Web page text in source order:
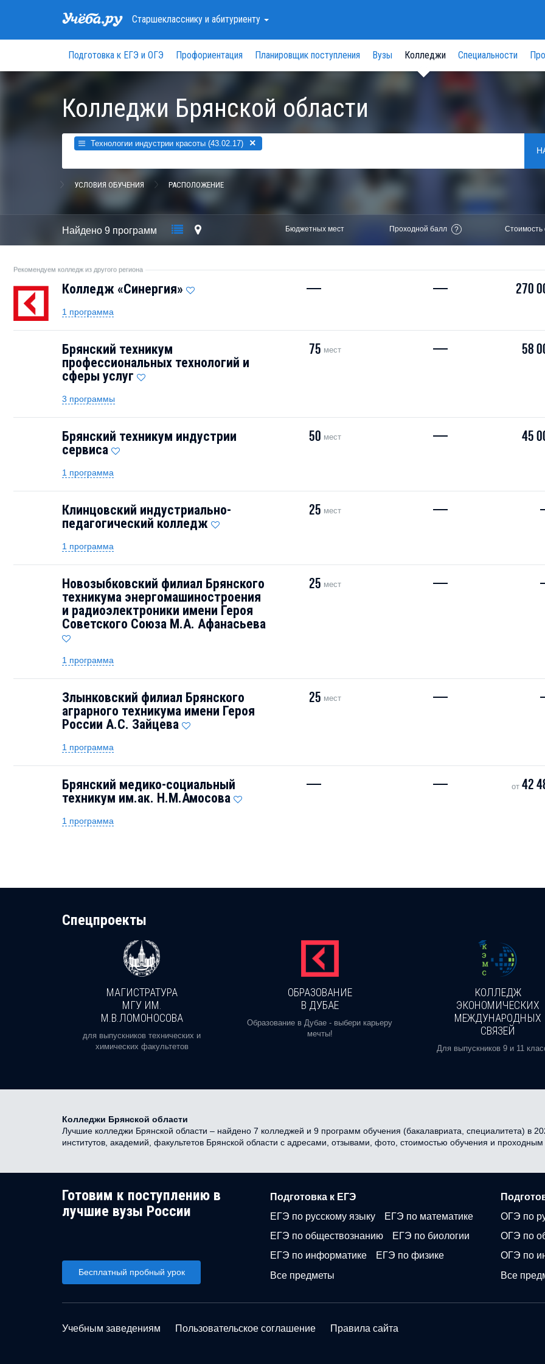
Старшеклассникуи абитуриенту
Подготовка к ЕГЭ и ОГЭ Профориентация Планировщик поступления Вузы Колледжи Специальности
Колледжи Брянской области
Технологии индустрии красоты (43.02.17) ×
УСЛОВИЯ ОБУЧЕНИЯ РАСПОЛОЖЕНИЕ
Найдено 9 программ Бюджетных мест Проходной балл ? Стоимость
Рекомендуем колледж из другого региона
Колледж «Синергия» — — 270
1 программа
Брянский техникум
профессиональных технологий и
сферы услуг
75 мест — 58
3 программы
Брянский техникум индустрии
сервиса
50 мест — 45
1 программа
Клинцовский индустриально-
педагогический колледж
25 мест —
1 программа
Новозыбковский филиал Брянского
техникума энергомашиностроения
и радиоэлектроники имени Героя
Советского Союза М.А. Афанасьева
25 мест —
1 программа
Злынковский филиал Брянского
аграрного техникума имени Героя
России А.С. Зайцева
25 мест —
1 программа
Брянский медико-социальный
техникум им.ак. Н.М.Амосова
— — от 42
1 программа
Cпецпроекты
МАГИСТРАТУРА
МГУ ИМ.
М.В.ЛОМОНОСОВА
для выпускников технических и
химических факультетов
ОБРАЗОВАНИЕ
В ДУБАЕ
Образование в Дубае - выбери карьеру
мечты!
КОЛЛЕДЖ
ЭКОНОМИЧЕСКИХ
МЕЖДУНАРОДНЫХ
СВЯЗЕЙ
Для выпускников 9 и 11
Колледжи Брянской области
Лучшие колледжи Брянской области – найдено 7 колледжей и 9 программ обучения (бакалавриата, специалитета) в
институтов, академий, факультетов Брянской области с адресами, отзывами, фото, стоимостью обучения и проходным
Готовим к поступлению в
лучшие вузы России
Бесплатный пробный урок
Подготовка к ЕГЭ
ЕГЭ по русскому языку
ЕГЭ по математике
ЕГЭ по обществознанию
ЕГЭ по биологии
ЕГЭ по информатике
ЕГЭ по физике
Все предметы
ОГЭ по
ОГЭ по
ОГЭ по
Все
Учебным заведениям Пользовательское соглашение Правила сайта